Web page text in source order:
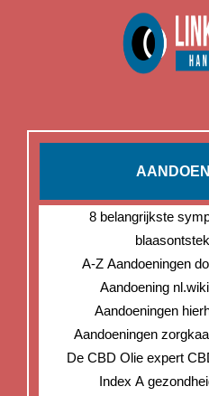
8 belangrijkste
A-Z Aandoeningen
Aandoening
Aandoeningen
Aandoeningen
De CBD Olie expert
Index A